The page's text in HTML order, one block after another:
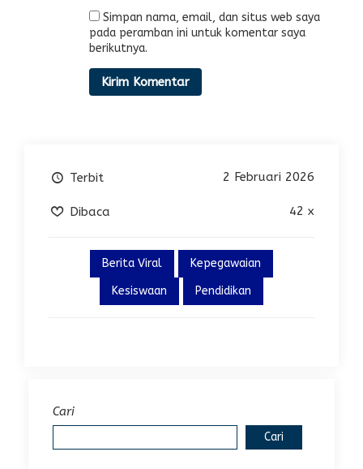
Simpan nama, email, dan situs web saya
pada peramban ini untuk komentar saya
berikutnya.
Terbit 2 Februari 2026
Dibaca 42 x
Berita Viral
Kepegawaian
Kesiswaan
Pendidikan
Cari
Cari